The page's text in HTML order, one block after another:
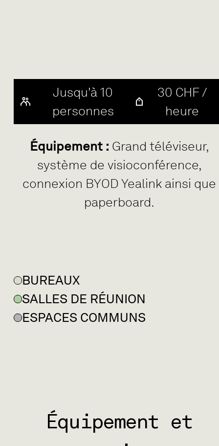
Jusqu'à 10
personnes
30 CHF /
heure
Équipement : Grand téléviseur,
système de visioconférence,
connexion BYOD Yealink ainsi que
paperboard.
BUREAUX
SALLES DE RÉUNION
ESPACES COMMUNS
Équipement et